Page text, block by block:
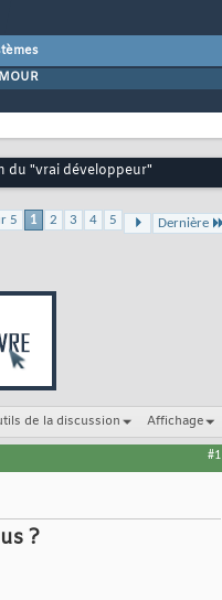
du "vrai développeur"
5 1 2 3 4 5 Dernière
de la discussion Affichage
#1
?